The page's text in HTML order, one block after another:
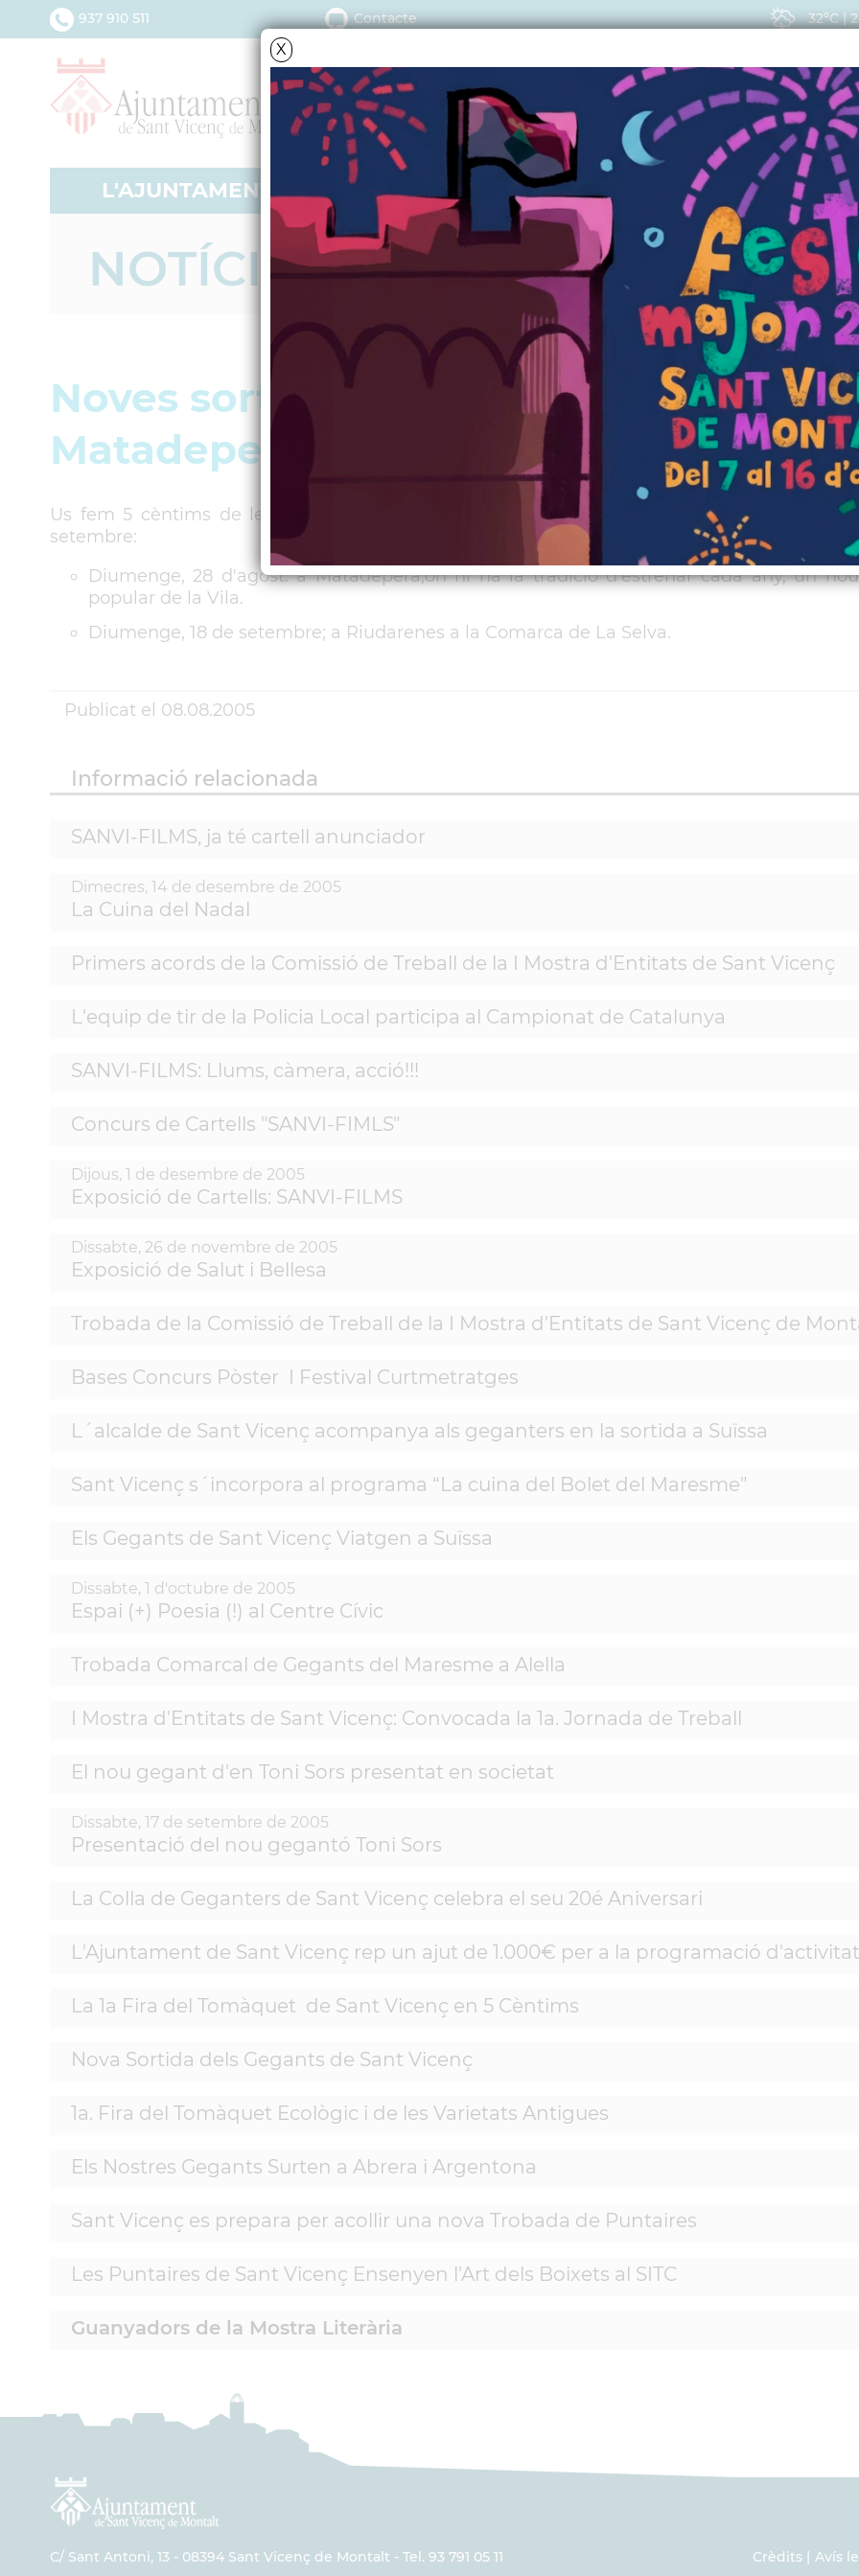
X
L'AJUNTAMENT SERVEIS ACTUALITAT
937 910 511 Contacte 32ºC|
NOTÍCIES - ACTUALITAT
Noves sortides dels Gegants de Sant
Matadepera i Riudarenes
Us fem 5 cèntims de les dues sortides que té previstes la Colla de Geganters i
setembre:
Diumenge, 28 d'agost: a Matadepera,on hi ha la tradició d'estrenar cada any, un
popular de la Vila.
Diumenge, 18 de setembre; a Riudarenes a la Comarca de La Selva.
Publicat el 08.08.2005
Informació relacionada
SANVI-FILMS, ja té cartell anunciador
Dimecres, 14 de desembre de 2005
La Cuina del Nadal
Primers acords de la Comissió de Treball de la I Mostra d'Entitats de Sant Vicenç
L'equip de tir de la Policia Local participa al Campionat de Catalunya
SANVI-FILMS: Llums, càmera, acció!!!
Concurs de Cartells "SANVI-FIMLS"
Dijous, 1 de desembre de 2005
Exposició de Cartells: SANVI-FILMS
Dissabte, 26 de novembre de 2005
Exposició de Salut i Bellesa
Trobada de la Comissió de Treball de la I Mostra d'Entitats de Sant Vicenç de
Bases Concurs Pòster I Festival Curtmetratges
L´alcalde de Sant Vicenç acompanya als geganters en la sortida a Suïssa
Sant Vicenç s´incorpora al programa “La cuina del Bolet del Maresme"
Els Gegants de Sant Vicenç Viatgen a Suïssa
Dissabte, 1 d'octubre de 2005
Espai (+) Poesia (!) al Centre Cívic
Trobada Comarcal de Gegants del Maresme a Alella
I Mostra d'Entitats de Sant Vicenç: Convocada la 1a. Jornada de Treball
El nou gegant d'en Toni Sors presentat en societat
Dissabte, 17 de setembre de 2005
Presentació del nou gegantó Toni Sors
La Colla de Geganters de Sant Vicenç celebra el seu 20é Aniversari
L'Ajuntament de Sant Vicenç rep un ajut de 1.000€ per a la programació
La 1a Fira del Tomàquet de Sant Vicenç en 5 Cèntims
Nova Sortida dels Gegants de Sant Vicenç
1a. Fira del Tomàquet Ecològic i de les Varietats Antigues
Els Nostres Gegants Surten a Abrera i Argentona
Sant Vicenç es prepara per acollir una nova Trobada de Puntaires
Les Puntaires de Sant Vicenç Ensenyen l'Art dels Boixets al SITC
Guanyadors de la Mostra Literària
C/ Sant Antoni, 13 - 08394 Sant Vicenç de Montalt - Tel. 93 791 05 11 Crèdits Avís